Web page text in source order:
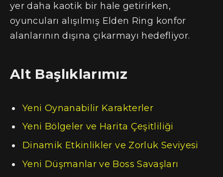
yer daha kaotik bir hale getirirken,
oyuncuları alışılmış Elden Ring konfor
alanlarının dışına çıkarmayı hedefliyor.
Alt Başlıklarımız
Yeni Oynanabilir Karakterler
Yeni Bölgeler ve Harita Çeşitliliği
Dinamik Etkinlikler ve Zorluk Seviyesi
Yeni Düşmanlar ve Boss Savaşları